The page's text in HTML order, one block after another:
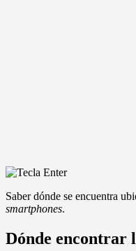
Saber dónde se encuentra
smartphones.
Dónde encontrar